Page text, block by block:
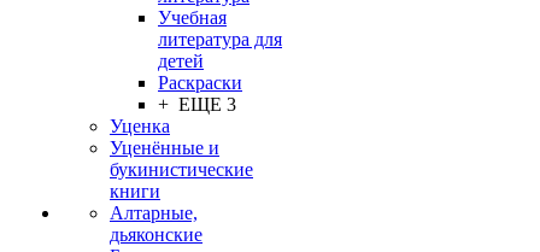
Учебная
литература для
детей
Раскраски
+ ЕЩЕ 3
Уценка
Уценённые и
букинистические
книги
Алтарные,
дьяконские